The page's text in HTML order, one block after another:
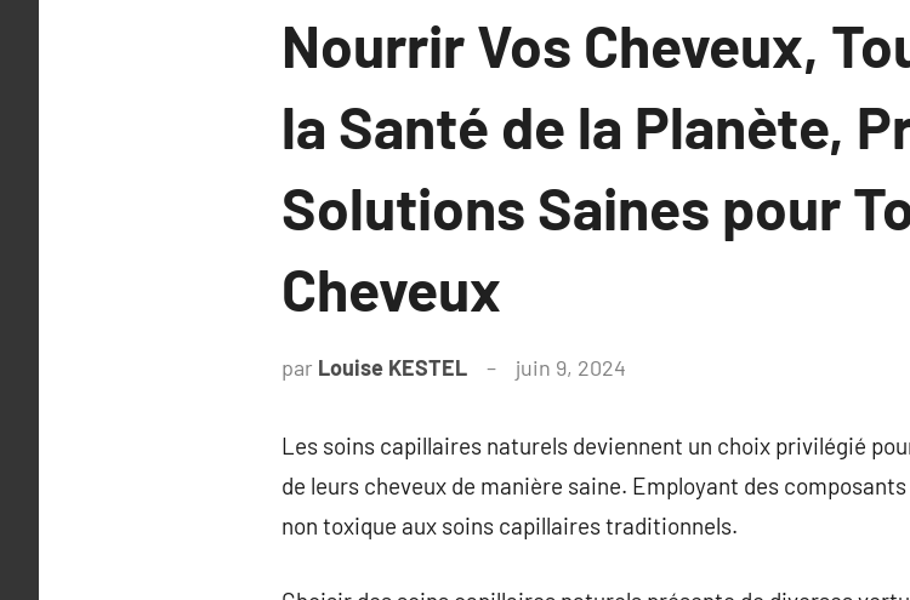
Nourrir Vos Cheveux,
la Santé de la Planète,
Solutions Saines pour
Cheveux
par Louise KESTEL juin 9, 2024
Les soins capillaires naturels deviennent un choix privilégié
de leurs cheveux de manière saine. Employant des
non toxique aux soins capillaires traditionnels.